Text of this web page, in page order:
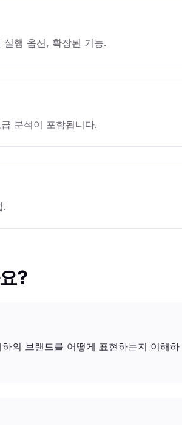
행 옵션, 확장된 기능.
분석이 포함됩니다.
.
?
의 브랜드를 어떻게 표현하는지 이해하